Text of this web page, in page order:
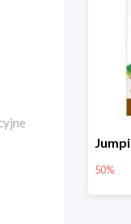
50%